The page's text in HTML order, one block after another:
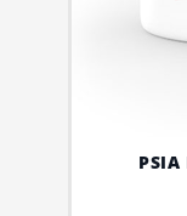
PSIA